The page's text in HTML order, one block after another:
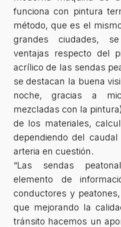
funciona con pintura
método, que es el
grandes ciudades,
ventajas respecto del
acrílico de las sendas
se destacan la buena
noche, gracias a
mezcladas con la
de los materiales,
dependiendo del
arteria en cuestión.
“Las sendas
elemento de
conductores y
que mejorando la
tránsito hacemos un